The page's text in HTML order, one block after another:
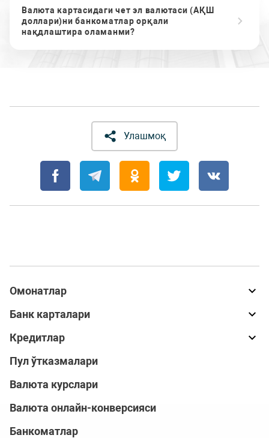
Валюта картасидаги чет эл валютаси (АҚШ
доллари)ни банкоматлар орқали
нақдлаштира оламанми?
Улашмоқ
Омонатлар
Банк карталари
Кредитлар
Пул ўтказмалари
Валюта курслари
Валюта онлайн-конверсияси
Банкоматлар